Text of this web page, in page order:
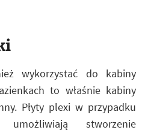
wykorzystać do kabiny
to właśnie kabiny
Płyty plexi w przypadku
umożliwiają stworzenie